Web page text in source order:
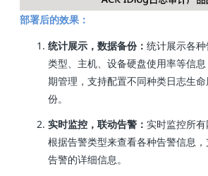
部署后的效果：
统计展示，数据备份：统计展示各
类型、主机、设备硬盘使用率等信
期管理，支持配置不同种类日志生
份。
实时监控，联动告警： 实时监控所
根据告警类型来查看各种告警信息
告警的详细信息。